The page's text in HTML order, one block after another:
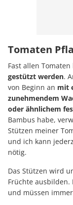
Tomaten
Fast allen Tomaten
gestützt werden.
von Beginn an mit
zunehmendem
oder ähnlichem
Bambus habe,
Stützen meiner
und ich kann
nötig.
Das Stützen wird
Früchte
und müssen